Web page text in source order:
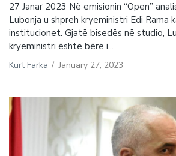
27 Janar 2023 Në emisionin “Open”
Lubonja u shpreh kryeministri Edi Rama
institucionet. Gjatë bisedës në studio,
kryeministri është bërë i...
Kurt Farka / January 27, 2023